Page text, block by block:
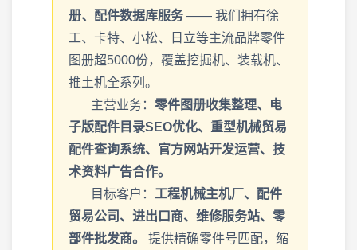
册、配件数据库服务 —— 我们拥有徐
工、卡特、小松、日立等主流品牌零件
图册超5000份，覆盖挖掘机、装载机、
推土机全系列。
主营业务： 零件图册收集整理、电
子版配件目录SEO优化、重型机械贸易
配件查询系统、官方网站开发运营、技
术资料广告合作。
目标客户： 工程机械主机厂、配件
贸易公司、进出口商、维修服务站、零
部件批发商。
提供精确零件号匹配，缩